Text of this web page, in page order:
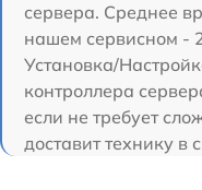
сервера. Среднее
нашем сервисном -
Установка/
контроллера
если не требует
доставит технику в